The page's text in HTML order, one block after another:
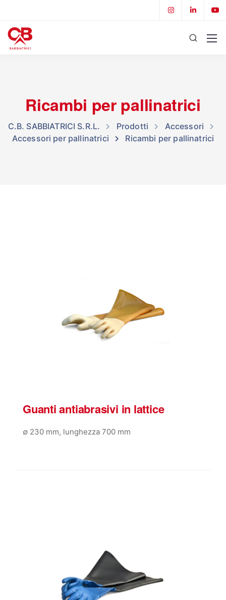
Ricambi per pallinatrici
C.B. SABBIATRICI S.R.L. Prodotti
Accessori
Accessori per pallinatrici
Ricambi per pallinatrici
Guanti antiabrasivi in lattice
∅ 230 mm, lunghezza 700 mm